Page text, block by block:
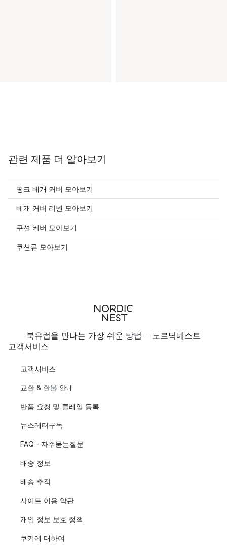
관련 제품 더 알아보기
핑크 베개 커버 모아보기
베개 커버 리넨 모아보기
쿠션 커버 모아보기
쿠션류 모아보기
북유럽을 만나는 가장 쉬운 방법 - 노르딕네스트
고객서비스
고객서비스
교환 & 환불 안내
반품 요청 및 클레임 등록
뉴스레터구독
FAQ - 자주묻는질문
배송 정보
배송 추적
사이트 이용 약관
개인 정보 보호 정책
쿠키에 대하여